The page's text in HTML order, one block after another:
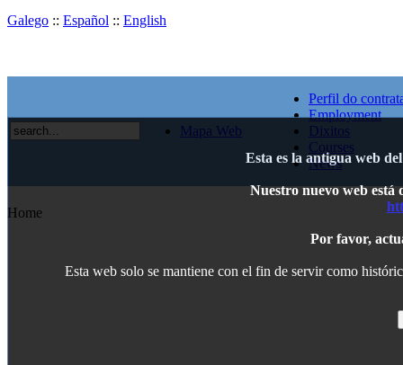
Esta es la antigua web
Nuestro nuevo web está
Por favor,
Esta web solo se mantiene con el fin de servir como
Galego :: Español :: English
Mapa Web
Perfil do
Employment
Dixitos
Courses
News
Home